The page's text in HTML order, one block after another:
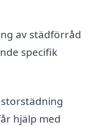
av städförråd
specifik
hjälp med